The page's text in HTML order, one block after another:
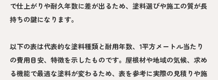
で仕上がりや耐久年数に差が出るため、塗料選びや施工の質が長
持ちの鍵になります。
以下の表は代表的な塗料種類と耐用年数、1平方メートル当たり
の費用目安、特徴を示したものです。屋根材や地域の気候、求め
る機能で最適な塗料が変わるため、表を参考に実際の見積りや施